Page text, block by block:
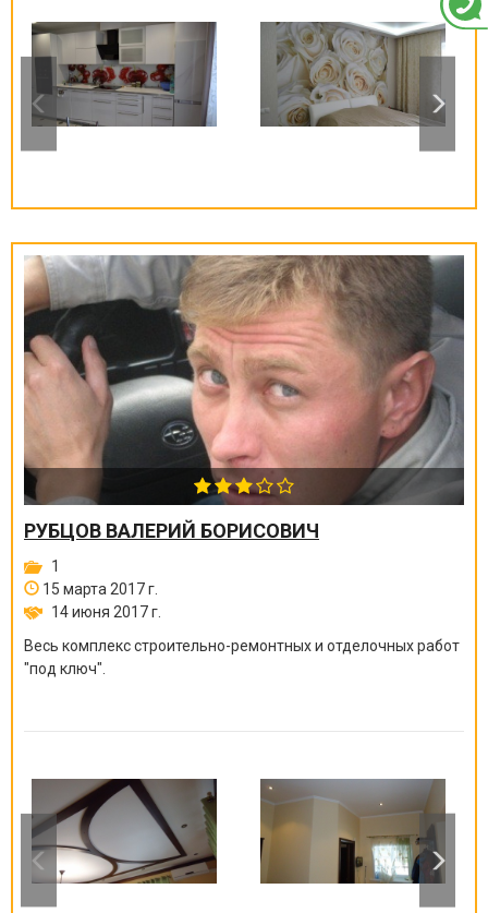
РУБЦОВ ВАЛЕРИЙ БОРИСОВИЧ
1
15 марта 2017 г.
14 июня 2017 г.
Весь комплекс строительно-ремонтных и отделочных работ
"под ключ".